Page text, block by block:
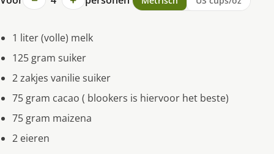
1 liter (volle) melk
125 gram suiker
2 zakjes vanilie suiker
75 gram cacao ( blookers is hiervoor het beste)
75 gram maizena
2 eieren